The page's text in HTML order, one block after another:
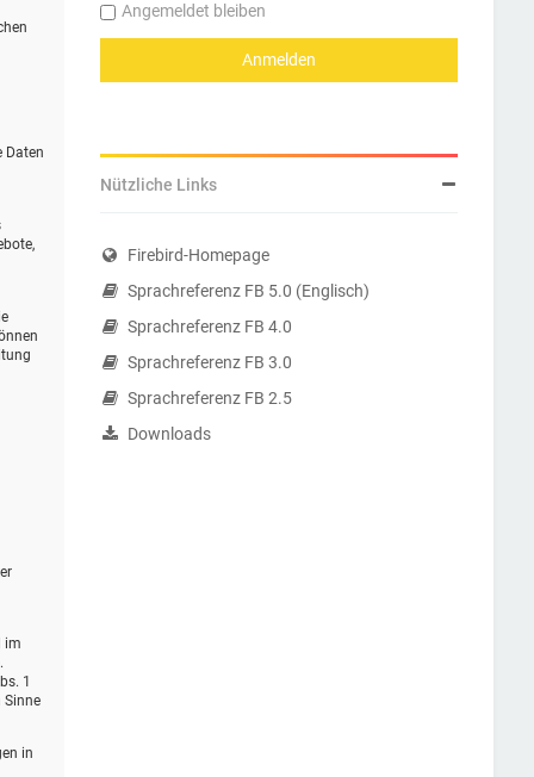
Daten
im
1
Sinne
in
Angemeldet bleiben
Nützliche Links
Firebird-Homepage
Sprachreferenz FB 5.0 (Englisch)
Sprachreferenz FB 4.0
Sprachreferenz FB 3.0
Sprachreferenz FB 2.5
Downloads